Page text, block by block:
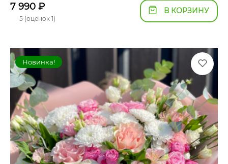
7 990 ₽
5 (оценок 1)
В КОРЗИНУ
Новинка!